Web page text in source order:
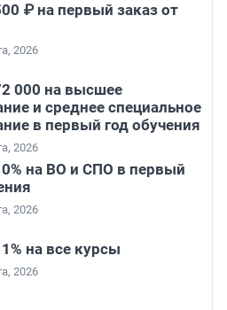
₽ на первый заказ от
2026
000 на высшее
и среднее специальное
в первый год обучения
2026
на ВО и СПО в первый
2026
на все курсы
2026